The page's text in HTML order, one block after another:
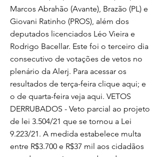
Marcos Abrahão (Avante), Brazão (PL) e
Giovani Ratinho (PROS), além dos
deputados licenciados Léo Vieira e
Rodrigo Bacellar. Este foi o terceiro dia
consecutivo de votações de vetos no
plenário da Alerj. Para acessar os
resultados de terça-feira clique aqui; e
o de quarta-feira veja aqui. VETOS
DERRUBADOS - Veto parcial ao projeto
de lei 3.504/21 que se tornou a Lei
9.223/21. A medida estabelece multa
entre R$3.700 e R$37 mil aos cidadãos